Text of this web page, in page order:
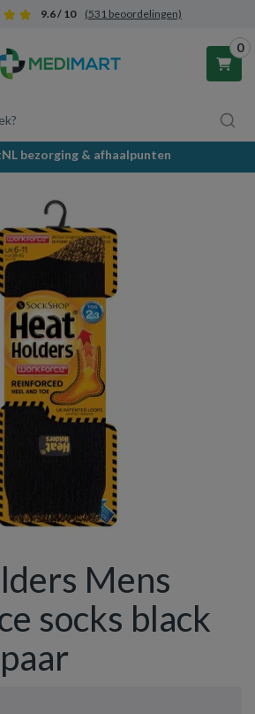
9.6 / 10 (531 beoordelingen)
0
winkelwagen is leeg.
hem met producten.
bezorging & afhaalpunten
Mens
socks black